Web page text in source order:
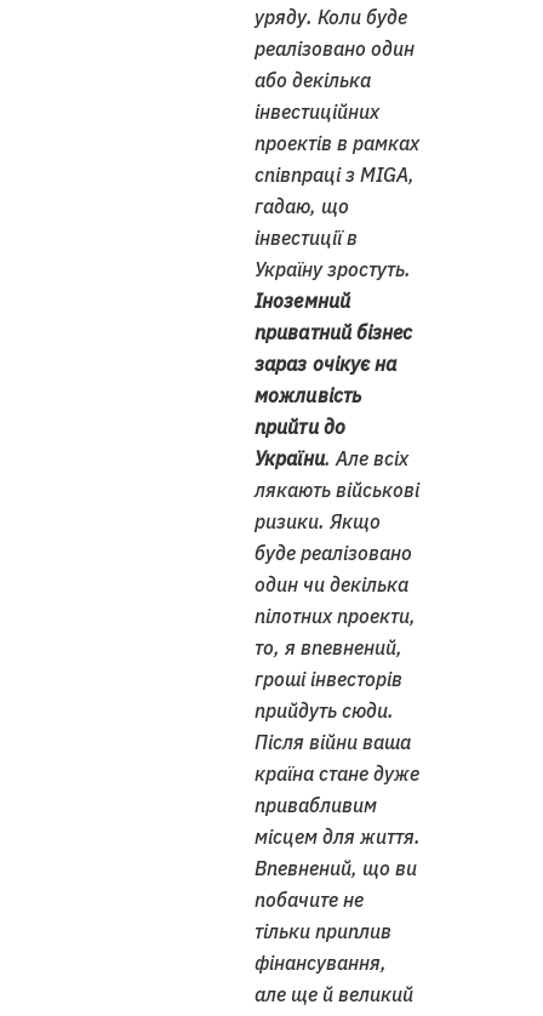
уряду. Коли буде
реалізовано один
або декілька
інвестиційних
проектів в рамках
співпраці з MIGA,
гадаю, що
інвестиції в
Україну зростуть.
Іноземний
приватний бізнес
зараз очікує на
можливість
прийти до
України. Але всіх
лякають військові
ризики. Якщо
буде реалізовано
один чи декілька
пілотних проекти,
то, я впевнений,
гроші інвесторів
прийдуть сюди.
Після війни ваша
країна стане дуже
привабливим
місцем для життя.
Впевнений, що ви
побачите не
тільки приплив
фінансування,
але ще й великий